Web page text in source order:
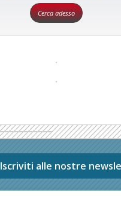
Cerca adesso
Iscriviti alle nostre